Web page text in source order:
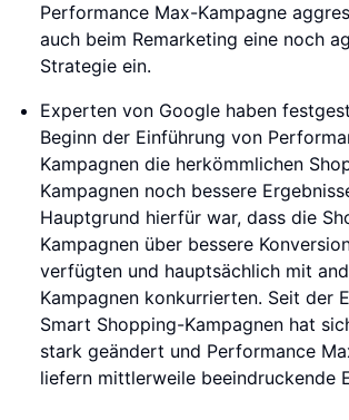
Performance Max-Kampagne
auch beim Remarketing eine noch
Strategie ein.
Experten von Google haben
Beginn der Einführung von
Kampagnen die herkömmlichen
Kampagnen noch bessere
Hauptgrund hierfür war, dass die
Kampagnen über bessere
verfügten und hauptsächlich mit
Kampagnen konkurrierten. Seit der
Smart Shopping-Kampagnen hat
stark geändert und Performance
liefern mittlerweile beeindruckende